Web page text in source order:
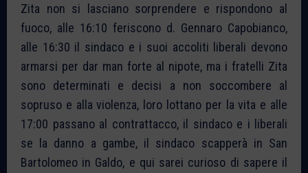
Zita non si lasciano sorprendere e rispondono al
fuoco, alle 16:10 feriscono d. Gennaro Capobianco,
alle 16:30 il sindaco e i suoi accoliti liberali devono
armarsi per dar man forte al nipote, ma i fratelli Zita
sono determinati e decisi a non soccombere al
sopruso e alla violenza, loro lottano per la vita e alle
17:00 passano al contrattacco, il sindaco e i liberali
se la danno a gambe, il sindaco scapperà in San
Bartolomeo in Galdo, e qui sarei curioso di sapere il